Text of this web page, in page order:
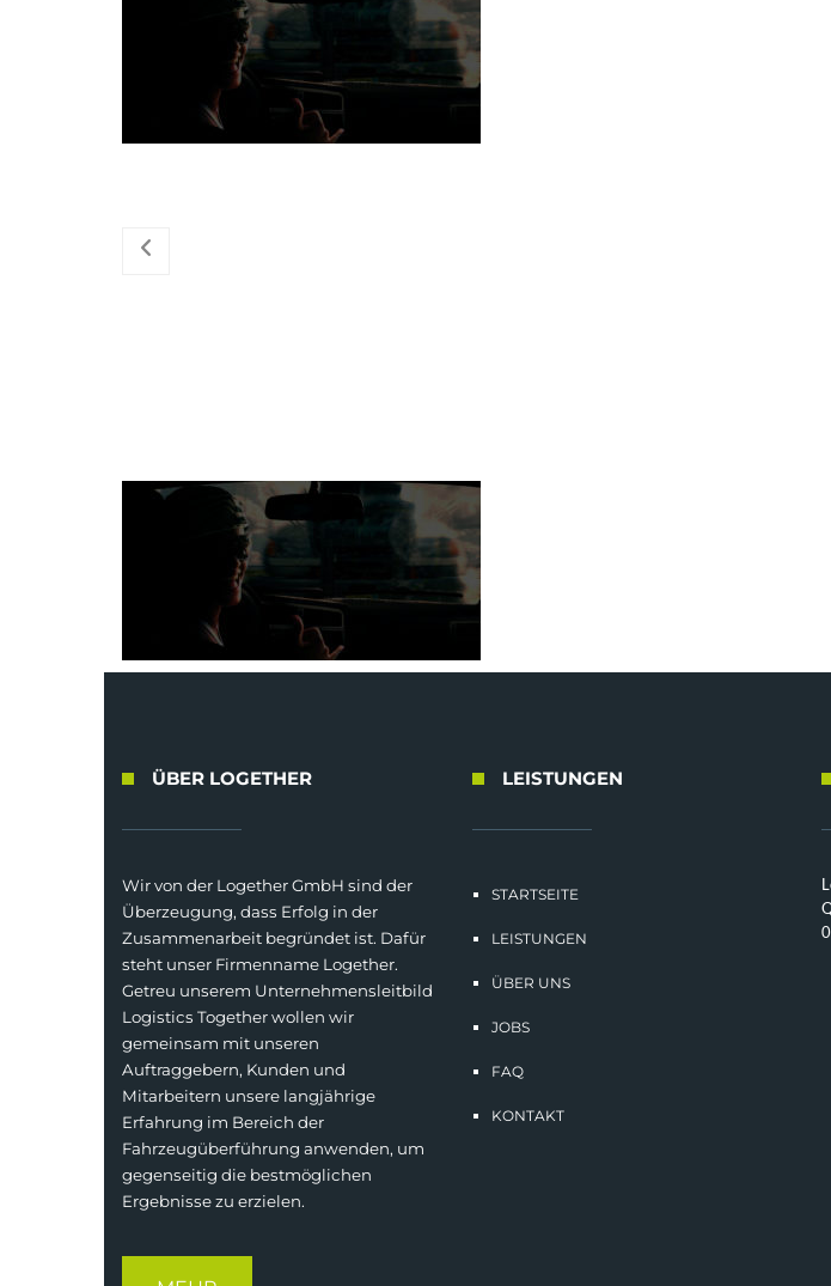
ÜBER LOGETHER
Wir von der Logether GmbH sind der
Überzeugung, dass Erfolg in der
Zusammenarbeit begründet ist. Dafür
steht unser Firmenname Logether.
Getreu unserem Unternehmensleitbild
Logistics Together wollen wir
gemeinsam mit unseren
Auftraggebern, Kunden und
Mitarbeitern unsere langjährige
Erfahrung im Bereich der
Fahrzeugüberführung anwenden, um
gegenseitig die bestmöglichen
Ergebnisse zu erzielen.
LEISTUNGEN
STARTSEITE
LEISTUNGEN
ÜBER UNS
JOBS
FAQ
KONTAKT